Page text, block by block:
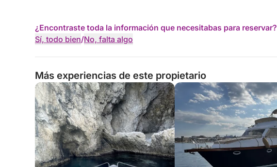
¿Encontraste toda la información que necesitabas para reservar?
Sí, todo bien/No, falta algo
Más experiencias de este propietario